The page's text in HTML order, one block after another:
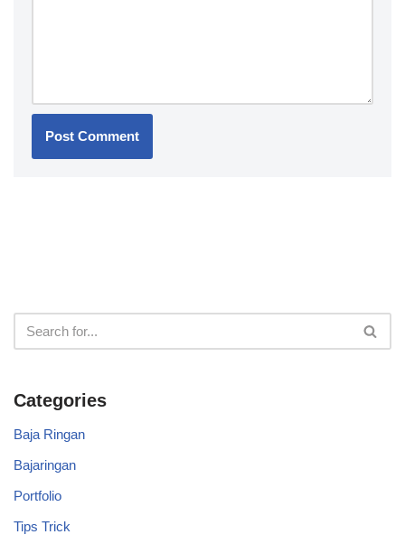
Categories
Baja Ringan
Bajaringan
Portfolio
Tips Trick